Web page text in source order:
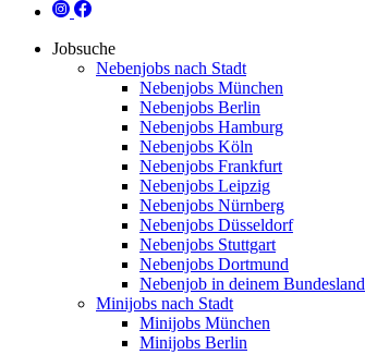
Jobsuche
Nebenjobs nach Stadt
Nebenjobs München
Nebenjobs Berlin
Nebenjobs Hamburg
Nebenjobs Köln
Nebenjobs Frankfurt
Nebenjobs Leipzig
Nebenjobs Nürnberg
Nebenjobs Düsseldorf
Nebenjobs Stuttgart
Nebenjobs Dortmund
Nebenjob in deinem Bundesland
Minijobs nach Stadt
Minijobs München
Minijobs Berlin